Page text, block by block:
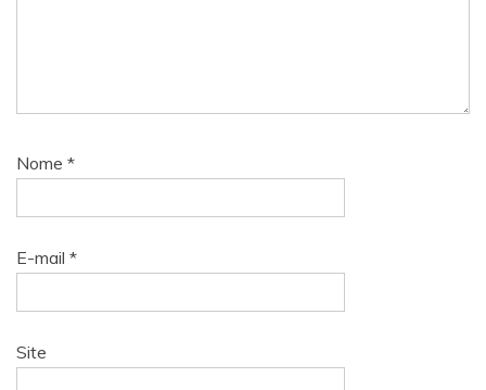
Nome *
E-mail *
Site